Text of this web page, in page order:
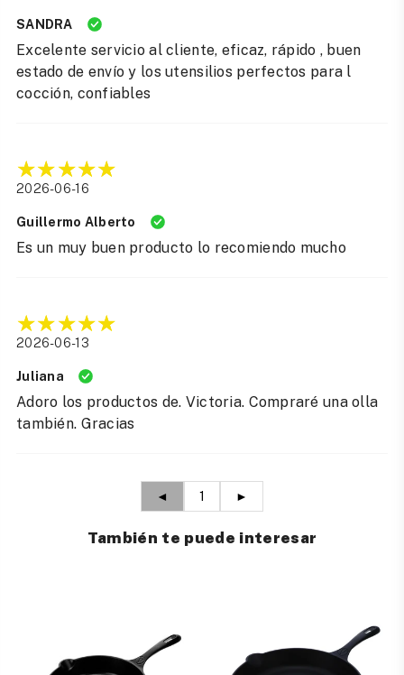
SANDRA
Excelente servicio al cliente, eficaz, rápido , buen
estado de envío y los utensilios perfectos para l
cocción, confiables
2026-06-16
Guillermo Alberto
Es un muy buen producto lo recomiendo mucho
2026-06-13
Juliana
Adoro los productos de. Victoria. Compraré una olla
también. Gracias
◄ 1 ►
También te puede interesar